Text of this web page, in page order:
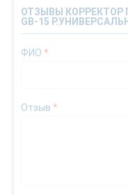
ОТЗЫВЫ КОРРЕКТОР
GB-15
ФИО *
Отзыв *